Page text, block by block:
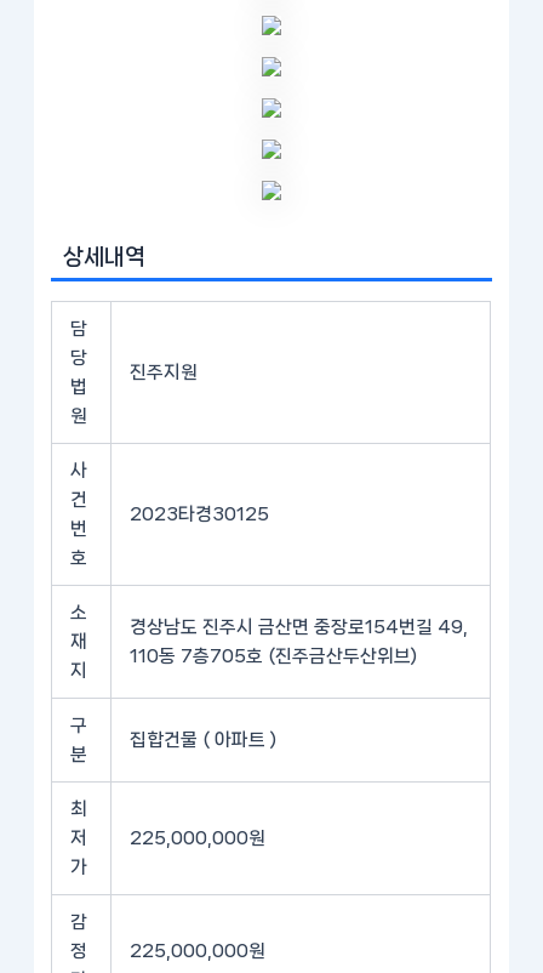
상세내역
담
당
법
원
진주지원
사
건
번
호
2023타경30125
소
재
지
경상남도 진주시 금산면 중장로154번길 49,
110동 7층705호 (진주금산두산위브)
구
분
집합건물 ( 아파트 )
최
저
가
225,000,000원
감
정
225,000,000원